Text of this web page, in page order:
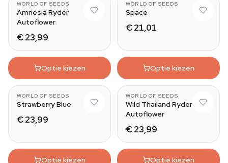
WORLD OF SEEDS
Amnesia Ryder
Autoflower
€ 23,99
Optie kiezen
WORLD OF SEEDS
Space
€ 21,01
Optie kiezen
WORLD OF SEEDS
Strawberry Blue
€ 23,99
Optie kiezen
WORLD OF SEEDS
Wild Thailand Ryder
Autoflower
€ 23,99
Optie kiezen